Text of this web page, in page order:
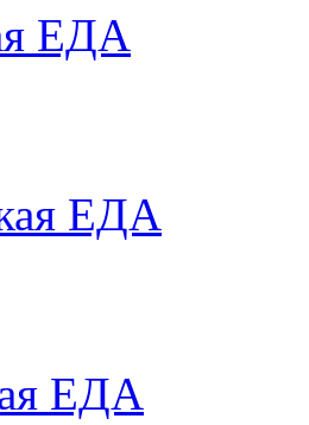
ЕДА
ЕДА
ЕДА